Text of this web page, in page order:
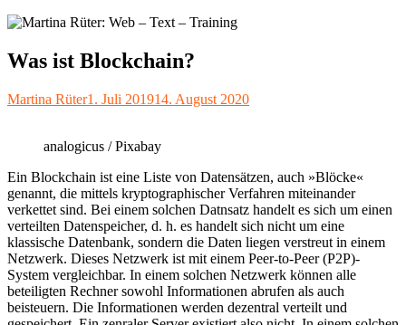
Was ist Blockchain?
Autor
Martina RüterVeröffentlicht
1. Juli 201914. August 2020
analogicus / Pixabay
Ein Blockchain ist eine Liste von Datensätzen, auch »Blöcke«
genannt, die mittels kryptographischer Verfahren miteinander
verkettet sind. Bei einem solchen Datnsatz handelt es sich um einen
verteilten Datenspeicher, d. h. es handelt sich nicht um eine
klassische Datenbank, sondern die Daten liegen verstreut in einem
Netzwerk. Dieses Netzwerk ist mit einem Peer-to-Peer (P2P)-
System vergleichbar. In einem solchen Netzwerk können alle
beteiligten Rechner sowohl Informationen abrufen als auch
beisteuern. Die Informationen werden dezentral verteilt und